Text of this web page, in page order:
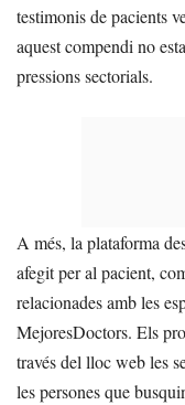
testimonis de pacients
aquest compendi no
pressions sectorials.
A més, la plataforma
afegit per al pacient,
relacionades amb les
MejoresDoctors. Els
través del lloc web les
les persones que